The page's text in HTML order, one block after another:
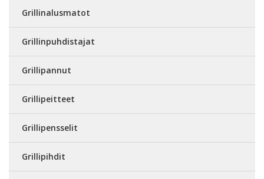
Grillinalusmatot
Grillinpuhdistajat
Grillipannut
Grillipeitteet
Grillipensselit
Grillipihdit